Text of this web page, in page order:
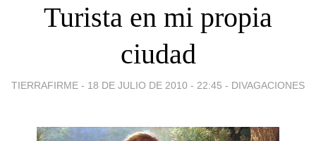
Turista en mi propia
ciudad
TIERRAFIRME - 18 DE JULIO DE 2010 - 22:45 - DIVAGACIONES